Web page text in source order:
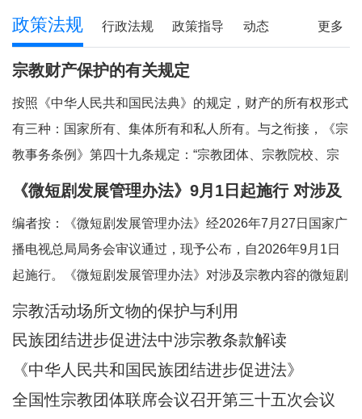
更多
政策法规 行政法规 政策指导 动态
宗教财产保护的有关规定
按照《中华人民共和国民法典》的规定，财产的所有权形式
有三种：国家所有、集体所有和私人所有。与之衔接，《宗
教事务条例》第四十九条规定：“宗教团体、宗教院校、宗
教活动场所对依法占有的属于国家、集体所有的财产，依照
有所有权或者其他财产权利。”对现行法律法
《微短剧发展管理办法》9月1日起施行 对涉及
编者按：《微短剧发展管理办法》经2026年7月27日国家广
播电视总局局务会审议通过，现予公布，自2026年9月1日
起施行。《微短剧发展管理办法》对涉及宗教内容的微短剧
作出规定。其中，第五条规定，一类微短剧是指投资额度较
民族、宗教、司法、公安等内容的特殊题材的微短
宗教活动场所文物的保护与利用
民族团结进步促进法中涉宗教条款解读
《中华人民共和国民族团结进步促进法》
全国性宗教团体联席会议召开第三十五次会议